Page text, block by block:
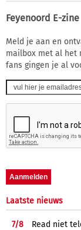
Feyenoord E-zine
Meld je aan en
mailbox met al het
fans gingen je al
Laatste nieuws
7/8
Read niet